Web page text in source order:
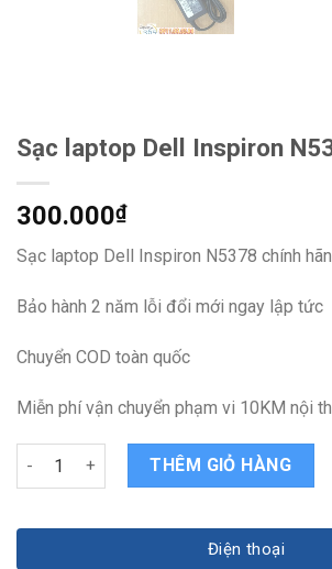
Sạc laptop Dell Inspiron
300.000₫
Sạc laptop Dell Inspiron N5378 chính
Bảo hành 2 năm lỗi đổi mới ngay lập tức
Chuyển COD toàn quốc
Miễn phí vận chuyển phạm vi 10KM nội
Sạc laptop Dell Inspiron N5378 quantity
THÊM GIỎ HÀNG
Điện thoại